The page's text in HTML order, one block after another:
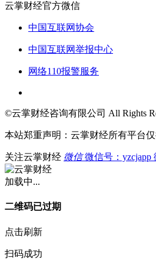
云掌财经官方微信
中国互联网协会
中国互联网举报中心
网络110报警服务
©云掌财经咨询有限公司 All Rights
本站郑重声明：云掌财经所有平台
关注云掌财经 微信 微信号：yzcjapp
加载中...
二维码已过期
点击刷新
扫码成功